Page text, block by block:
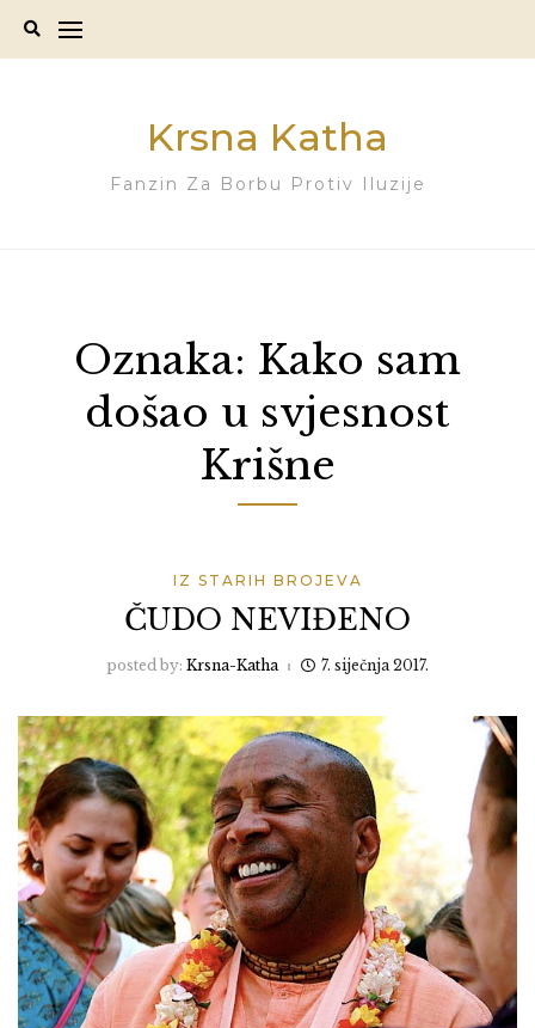
Krsna Katha
Fanzin Za Borbu Protiv Iluzije
Oznaka: Kako sam
došao u svjesnost
Krišne
IZ STARIH BROJEVA
ČUDO NEVIĐENO
posted by: Krsna-Katha 7. siječnja 2017.